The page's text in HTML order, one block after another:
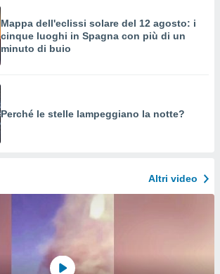
Mappa dell'eclissi solare del 12 agosto: i
cinque luoghi in Spagna con più di un
minuto di buio
Perché le stelle lampeggiano la notte?
Altri video